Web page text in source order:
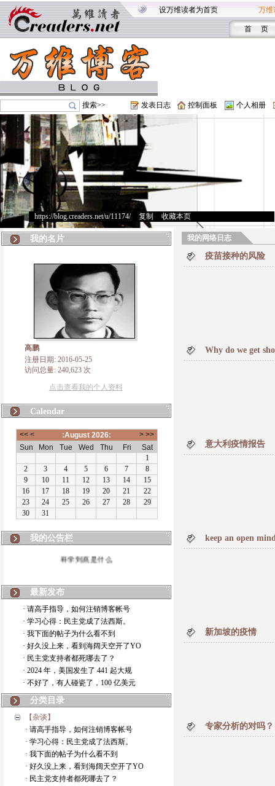
设万维读者为首页 万维
首 页
搜索>> 发表日志 控制面板 个人相册
https://blog.creaders.net/u/11174/> 复制 收藏本页
我的名片
高鹏
注册日期: 2016-05-25
访问总量: 240,623 次
点击查看我的个人资料
Calendar
我的公告栏
科学到底是什么
最新发布
· 请高手指导，如何注销博客帐号
· 学习心得：民主党成了法西斯。
· 我下面的帖子为什么看不到
· 好久没上来，看到海阔天空开了YO
· 民主党支持者都死哪去了？
· 2024 年，美国发生了 441 起大规
· 不好了，有人碰瓷了，100 亿美元
分类目录
【杂谈】
· 请高手指导，如何注销博客帐号
· 学习心得：民主党成了法西斯。
· 我下面的帖子为什么看不到
· 好久没上来，看到海阔天空开了YO
· 民主党支持者都死哪去了？
我的网络日志
疫苗接种的风险
Why do we get
意大利疫情报告
keep an open
新加坡的疫情
专家分析的对吗？